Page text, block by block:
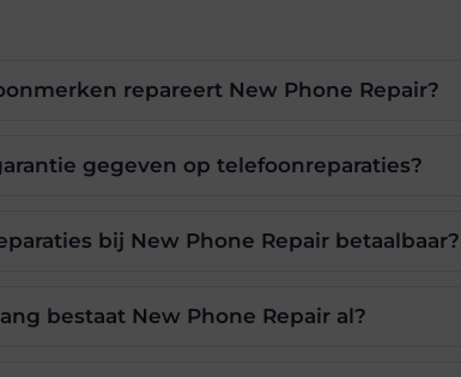
repareert New Phone Repair?
gegeven op telefoonreparaties?
bij New Phone Repair betaalbaar?
bestaat New Phone Repair al?